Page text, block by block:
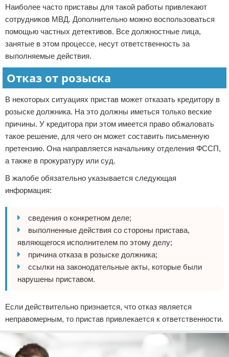
Наиболее часто приставы для такой работы привлекают
сотрудников МВД. Дополнительно можно воспользоваться
помощью частных детективов. Все должностные лица,
занятые в этом процессе, несут ответственность за
выполняемые действия.
Отказ от розыска
В некоторых ситуациях пристав может отказать кредитору в
розыске должника. На это должны иметься только веские
причины. У кредитора при этом имеется право обжаловать
такое решение, для чего он может составить письменную
претензию. Она направляется начальнику отделения ФССП,
а также в прокуратуру или суд.
В жалобе обязательно указывается следующая
информация:
сведения о конкретном деле;
выполненные действия со стороны пристава,
являющегося исполнителем по этому делу;
причина отказа в розыске должника;
ссылки на законодательные акты, которые были
нарушены приставом.
Если действительно признается, что отказ является
неправомерным, то пристав привлекается к ответственности.